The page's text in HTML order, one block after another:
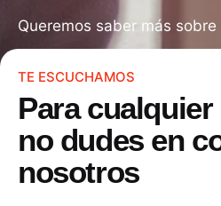
Queremos saber más
TE ESCUCHAMOS
Para
no dudes en
nosotros